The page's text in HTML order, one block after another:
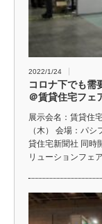
2022/1/24
コロナ下でも需
＠賃貸住宅フ
展示会名：賃貸住
（木） 会場：パ
貸住宅新聞社 同時
リューションフェ